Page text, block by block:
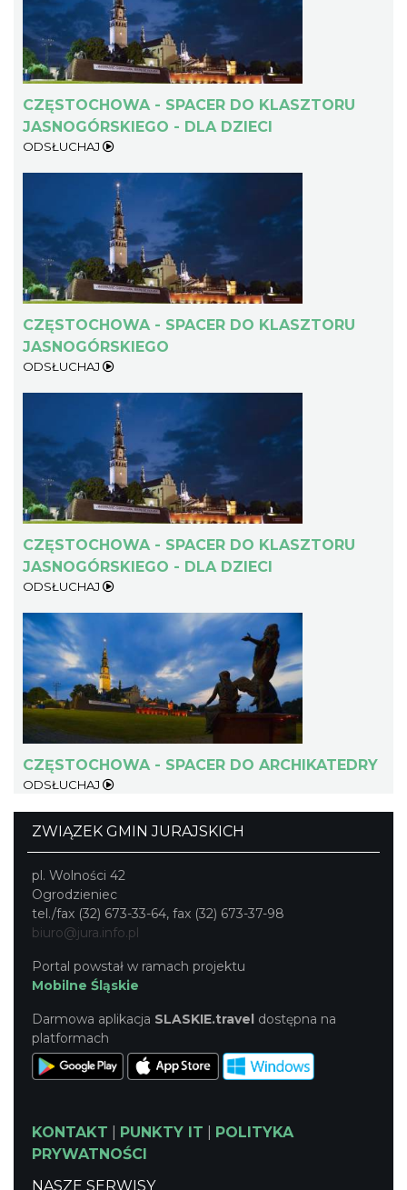
CZĘSTOCHOWA - SPACER DO KLASZTORU
JASNOGÓRSKIEGO - DLA DZIECI
ODSŁUCHAJ
CZĘSTOCHOWA - SPACER DO KLASZTORU
JASNOGÓRSKIEGO
ODSŁUCHAJ
CZĘSTOCHOWA - SPACER DO KLASZTORU
JASNOGÓRSKIEGO - DLA DZIECI
ODSŁUCHAJ
CZĘSTOCHOWA - SPACER DO ARCHIKATEDRY
ODSŁUCHAJ
ZWIĄZEK GMIN JURAJSKICH
pl. Wolności 42
Ogrodzieniec
tel./fax (32) 673-33-64, fax (32) 673-37-98
biuro@jura.info.pl
Portal powstał w ramach projektu
Mobilne Śląskie
Darmowa aplikacja SLASKIE.travel dostępna na
platformach
KONTAKT PUNKTY IT
POLITYKA
PRYWATNOŚCI
NASZE SERWISY